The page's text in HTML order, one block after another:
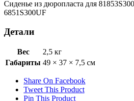
Сиденье из дюропласта для
6851S300UF
Детали
Вес
2,5 кг
Габариты 49 × 37 × 7,5 см
Share On Facebook
Tweet This Product
Pin This Product